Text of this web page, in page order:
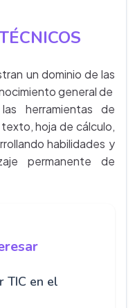
un dominio de las
general de
herramientas de
hoja de cálculo,
habilidades y
permanente de
TIC en el